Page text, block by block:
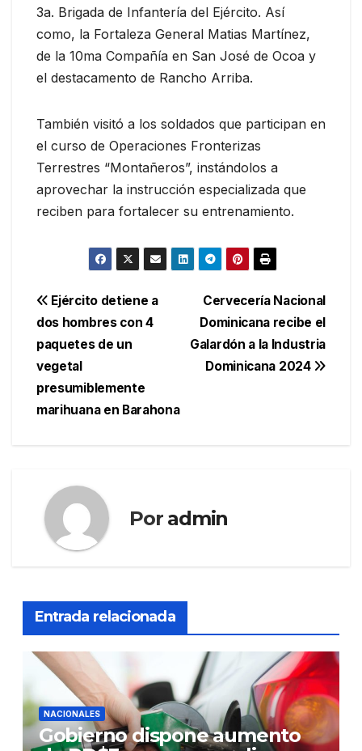
3a. Brigada de Infantería del Ejército. Así
como, la Fortaleza General Matias Martínez,
de la 10ma Compañía en San José de Ocoa y
el destacamento de Rancho Arriba.
También visitó a los soldados que participan en
el curso de Operaciones Fronterizas
Terrestres “Montañeros”, instándolos a
aprovechar la instrucción especializada que
reciben para fortalecer su entrenamiento.
Navegación
de
entradas
Cervecería Nacional
Dominicana recibe el
Galardón a la Industria
Dominicana 2024
Ejército detiene a
dos hombres con 4
paquetes de un
vegetal
presumiblemente
marihuana en Barahona
Por admin
Entrada relacionada
NACIONALES
Gobierno dispone aumento